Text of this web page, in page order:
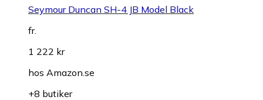
Seymour Duncan SH-4 JB Model Black
fr.
1 222 kr
hos Amazon.se
+8 butiker